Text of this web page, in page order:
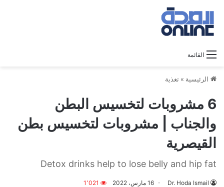
القائمة
الرئيسية » تغذية
6 مشروبات لتخسيس البطن
والجناب | مشروبات لتخسيس بطن
القيصرية
Detox drinks help to lose belly and hip fat
Dr. Hoda Ismail 16 مارس، 2022 1٬021